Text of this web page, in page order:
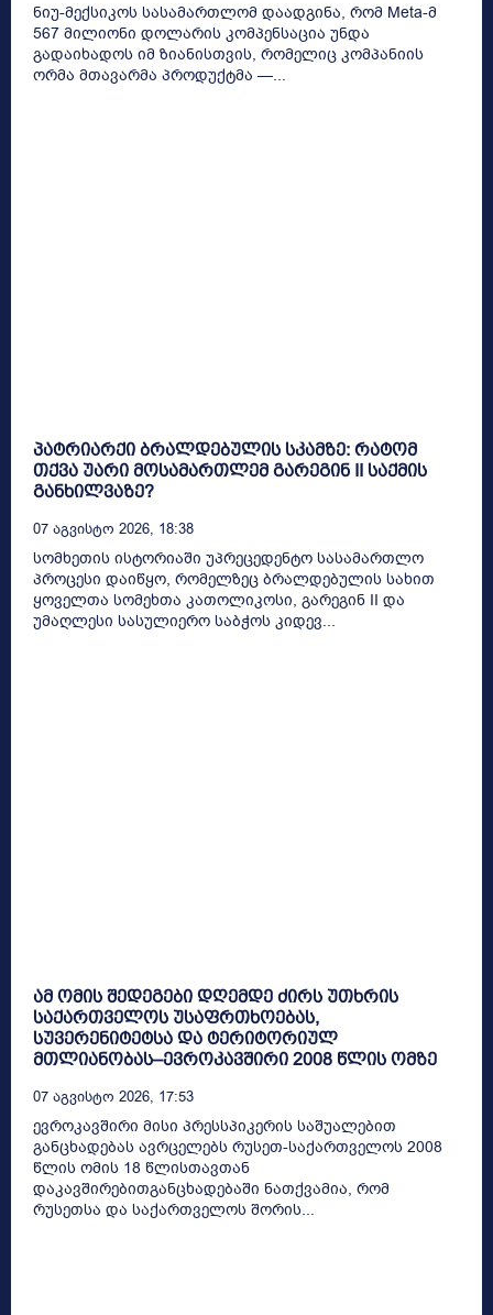
ნიუ-მექსიკოს სასამართლომ დაადგინა, რომ Meta-მ
567 მილიონი დოლარის კომპენსაცია უნდა
გადაიხადოს იმ ზიანისთვის, რომელიც კომპანიის
ორმა მთავარმა პროდუქტმა —...
პატრიარქი ბრალდებულის სკამზე: რატომ
თქვა უარი მოსამართლემ გარეგინ II საქმის
განხილვაზე?
07 Აგვისტო 2026, 18:38
სომხეთის ისტორიაში უპრეცედენტო სასამართლო
პროცესი დაიწყო, რომელზეც ბრალდებულის სახით
ყოველთა სომეხთა კათოლიკოსი, გარეგინ II და
უმაღლესი სასულიერო საბჭოს კიდევ...
ამ ომის შედეგები დღემდე ძირს უთხრის
საქართველოს უსაფრთხოებას,
სუვერენიტეტსა და ტერიტორიულ
მთლიანობას–ევროკავშირი 2008 წლის ომზე
07 Აგვისტო 2026, 17:53
ევროკავშირი მისი პრესსპიკერის საშუალებით
განცხადებას ავრცელებს რუსეთ-საქართველოს 2008
წლის ომის 18 წლისთავთან
დაკავშირებითგანცხადებაში ნათქვამია, რომ
რუსეთსა და საქართველოს შორის...